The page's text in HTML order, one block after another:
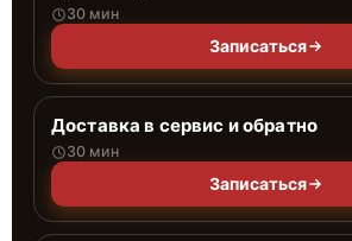
30 мин
Записаться
Доставка в сервис и обратно
30 мин
Записаться